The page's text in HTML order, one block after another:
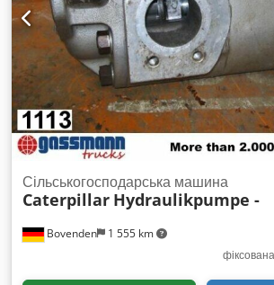
Bovenden 1 555 km
Сільськогосподарська машина
Caterpillar Hydraulikpumpe -